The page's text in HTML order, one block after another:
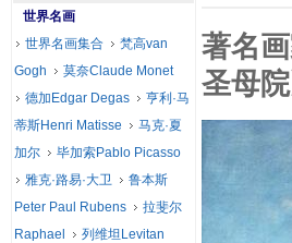
著名
圣母
世界名画
世界名画集合
梵高van
Gogh
莫奈Claude Monet
德加Edgar Degas
亨利·马
蒂斯Henri Matisse
马克·夏
加尔
毕加索Pablo Picasso
雅克·路易·大卫
鲁本斯
Peter Paul Rubens
拉斐尔
Raphael
列维坦Levitan